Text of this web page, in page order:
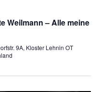
Weilmann – Alle meine
9A, Kloster Lehnin OT